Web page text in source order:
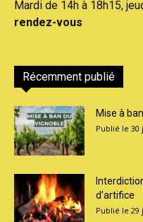
Mardi de 14h à 18h15,
rendez-vous
Récemment publié
Mise à
30
d’artifice
29